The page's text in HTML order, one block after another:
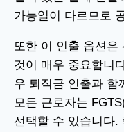
가능일이 다르므로
또한 이 인출 옵션은
것이 매우 중요합니
우 퇴직금 인출과 함
모든 근로자는
선택할 수 있습니다.